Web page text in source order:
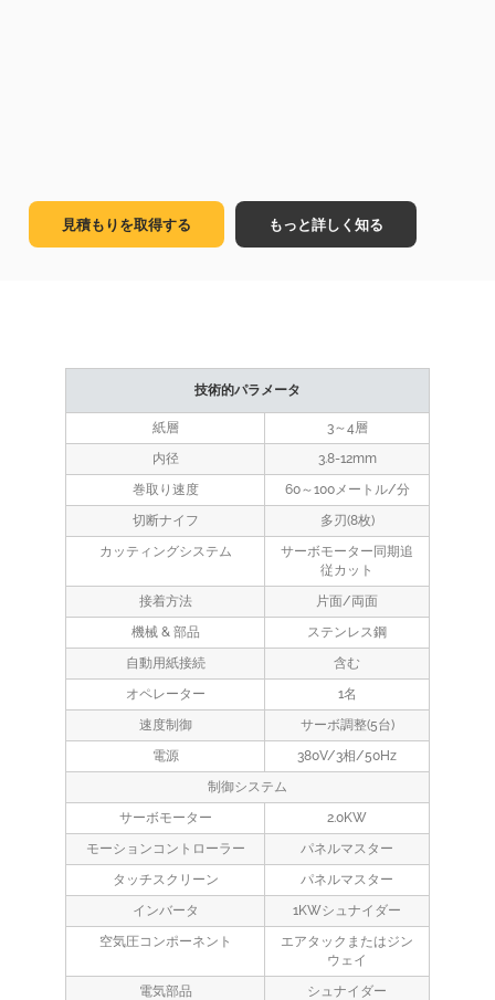
見積もりを取得する もっと詳しく知る
技術的パラメータ
紙層
3～4層
内径
3.8-12mm
巻取り速度
60～100メートル/分
切断ナイフ
多刃(8枚)
カッティングシステム
サーボモーター同期追
従カット
接着方法
片面/両面
機械 & 部品
ステンレス鋼
自動用紙接続
含む
オペレーター
1名
速度制御
サーボ調整(5台)
電源
380V/3相/50Hz
制御システム
サーボモーター
2.0KW
モーションコントローラー
パネルマスター
タッチスクリーン
パネルマスター
インバータ
1KWシュナイダー
空気圧コンポーネント
エアタックまたはジン
ウェイ
電気部品
シュナイダー